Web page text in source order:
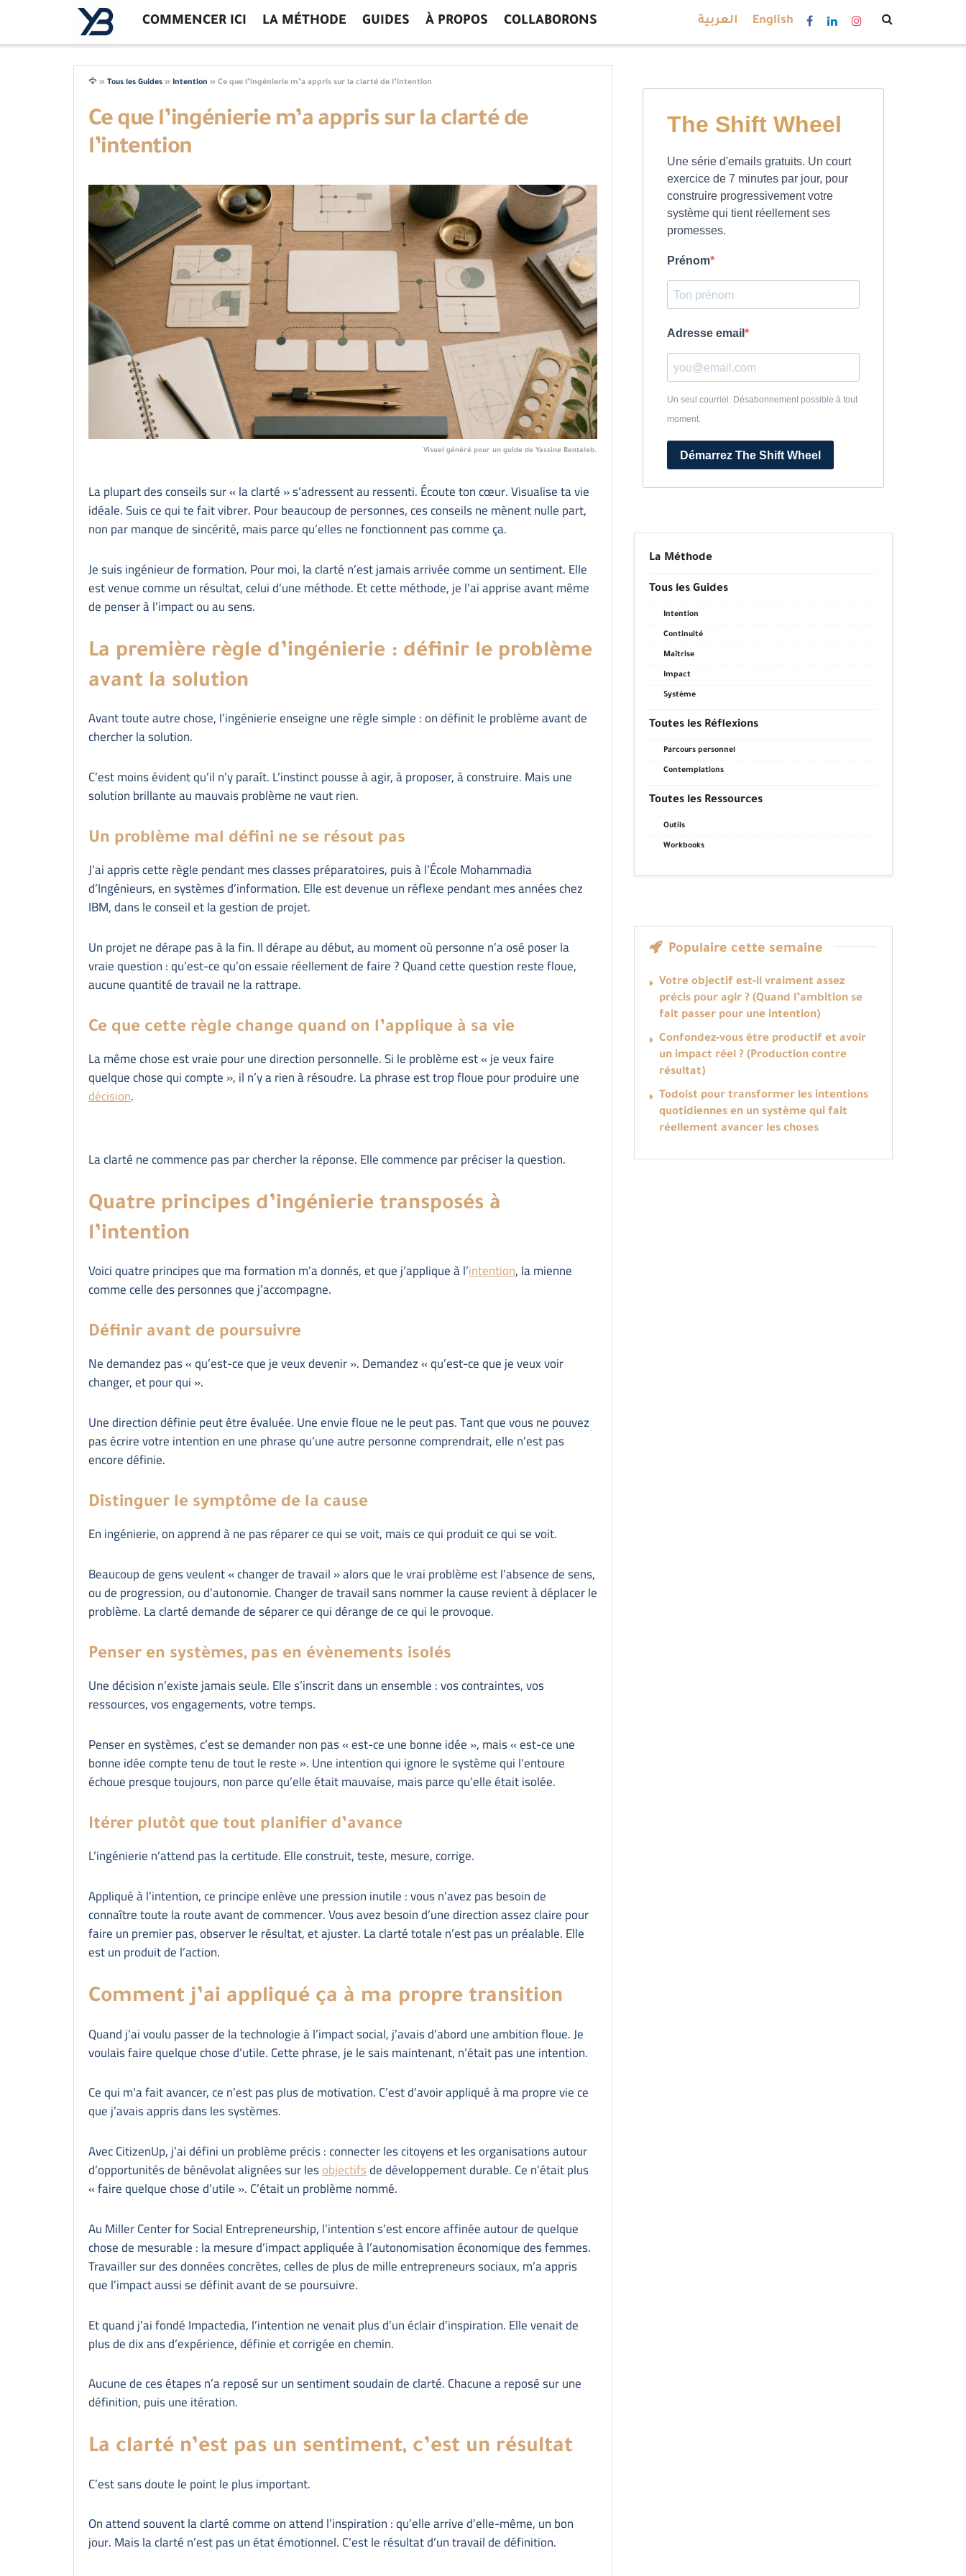
COMMENCER ICI LA MÉTHODE GUIDES À PROPOS COLLABORONS العربية English
🦅 » Tous les Guides » Intention » Ce que l’ingénierie m’a appris sur la clarté de l’intention
Ce que l’ingénierie m’a appris sur la clarté de
l’intention
Visuel généré pour un guide de Yassine Bentaleb.
La plupart des conseils sur « la clarté » s’adressent au ressenti. Écoute ton cœur. Visualise ta vie
idéale. Suis ce qui te fait vibrer. Pour beaucoup de personnes, ces conseils ne mènent nulle part,
non par manque de sincérité, mais parce qu’elles ne fonctionnent pas comme ça.
Je suis ingénieur de formation. Pour moi, la clarté n’est jamais arrivée comme un sentiment. Elle
est venue comme un résultat, celui d’une méthode. Et cette méthode, je l’ai apprise avant même
de penser à l’impact ou au sens.
La première règle d’ingénierie : définir le problème
avant la solution
Avant toute autre chose, l’ingénierie enseigne une règle simple : on définit le problème avant de
chercher la solution.
C’est moins évident qu’il n’y paraît. L’instinct pousse à agir, à proposer, à construire. Mais une
solution brillante au mauvais problème ne vaut rien.
Un problème mal défini ne se résout pas
J’ai appris cette règle pendant mes classes préparatoires, puis à l’École Mohammadia
d’Ingénieurs, en systèmes d’information. Elle est devenue un réflexe pendant mes années chez
IBM, dans le conseil et la gestion de projet.
Un projet ne dérape pas à la fin. Il dérape au début, au moment où personne n’a osé poser la
vraie question : qu’est-ce qu’on essaie réellement de faire ? Quand cette question reste floue,
aucune quantité de travail ne la rattrape.
Ce que cette règle change quand on l’applique à sa vie
La même chose est vraie pour une direction personnelle. Si le problème est « je veux faire
quelque chose qui compte », il n’y a rien à résoudre. La phrase est trop floue pour produire une
décision.
La clarté ne commence pas par chercher la réponse. Elle commence par préciser la question.
Quatre principes d’ingénierie transposés à
l’intention
Voici quatre principes que ma formation m’a donnés, et que j’applique à l’intention, la mienne
comme celle des personnes que j’accompagne.
Définir avant de poursuivre
Ne demandez pas « qu’est-ce que je veux devenir ». Demandez « qu’est-ce que je veux voir
changer, et pour qui ».
Une direction définie peut être évaluée. Une envie floue ne le peut pas. Tant que vous ne pouvez
pas écrire votre intention en une phrase qu’une autre personne comprendrait, elle n’est pas
encore définie.
Distinguer le symptôme de la cause
En ingénierie, on apprend à ne pas réparer ce qui se voit, mais ce qui produit ce qui se voit.
Beaucoup de gens veulent « changer de travail » alors que le vrai problème est l’absence de sens,
ou de progression, ou d’autonomie. Changer de travail sans nommer la cause revient à déplacer le
problème. La clarté demande de séparer ce qui dérange de ce qui le provoque.
Penser en systèmes, pas en évènements isolés
Une décision n’existe jamais seule. Elle s’inscrit dans un ensemble : vos contraintes, vos
ressources, vos engagements, votre temps.
Penser en systèmes, c’est se demander non pas « est-ce une bonne idée », mais « est-ce une
bonne idée compte tenu de tout le reste ». Une intention qui ignore le système qui l’entoure
échoue presque toujours, non parce qu’elle était mauvaise, mais parce qu’elle était isolée.
Itérer plutôt que tout planifier d’avance
L’ingénierie n’attend pas la certitude. Elle construit, teste, mesure, corrige.
Appliqué à l’intention, ce principe enlève une pression inutile : vous n’avez pas besoin de
connaître toute la route avant de commencer. Vous avez besoin d’une direction assez claire pour
faire un premier pas, observer le résultat, et ajuster. La clarté totale n’est pas un préalable. Elle
est un produit de l’action.
Comment j’ai appliqué ça à ma propre transition
Quand j’ai voulu passer de la technologie à l’impact social, j’avais d’abord une ambition floue. Je
voulais faire quelque chose d’utile. Cette phrase, je le sais maintenant, n’était pas une intention.
Ce qui m’a fait avancer, ce n’est pas plus de motivation. C’est d’avoir appliqué à ma propre vie ce
que j’avais appris dans les systèmes.
Avec CitizenUp, j’ai défini un problème précis : connecter les citoyens et les organisations autour
d’opportunités de bénévolat alignées sur lesobjectifsde développement durable. Ce n’était plus
« faire quelque chose d’utile ». C’était un problème nommé.
Au Miller Center for Social Entrepreneurship, l’intention s’est encore affinée autour de quelque
chose de mesurable : la mesure d’impact appliquée à l’autonomisation économique des femmes.
Travailler sur des données concrètes, celles de plus de mille entrepreneurs sociaux, m’a appris
que l’impact aussi se définit avant de se poursuivre.
Et quand j’ai fondé Impactedia, l’intention ne venait plus d’un éclair d’inspiration. Elle venait de
plus de dix ans d’expérience, définie et corrigée en chemin.
Aucune de ces étapes n’a reposé sur un sentiment soudain de clarté. Chacune a reposé sur une
définition, puis une itération.
La clarté n’est pas un sentiment, c’est un résultat
C’est sans doute le point le plus important.
On attend souvent la clarté comme on attend l’inspiration : qu’elle arrive d’elle-même, un bon
jour. Mais la clarté n’est pas un état émotionnel. C’est le résultat d’un travail de définition.
The Shift Wheel
Une série d'emails gratuits. Un court
exercice de 7 minutes par jour, pour
construire progressivement votre
système qui tient réellement ses
promesses.
Prénom
Adresse email
Un seul courriel. Désabonnement possible à tout
moment.
Démarrez The Shift Wheel
La Méthode
Tous les Guides
Intention
Continuité
Maîtrise
Impact
Système
Toutes les Réflexions
Parcours personnel
Contemplations
Toutes les Ressources
Outils
Workbooks
Populaire cette semaine
Votre objectif est-il vraiment assez
précis pour agir ? (Quand l’ambition se
fait passer pour une intention)
Confondez-vous être productif et avoir
un impact réel ? (Production contre
résultat)
Todoist pour transformer les intentions
quotidiennes en un système qui fait
réellement avancer les choses